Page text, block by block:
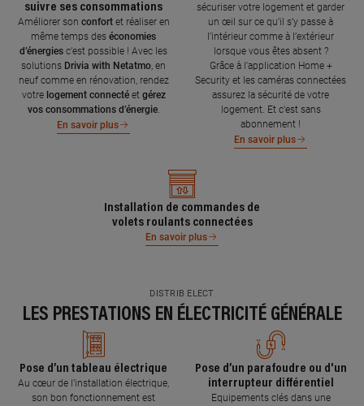
suivre ses consommations
Améliorer son confort et réaliser en
même temps des économies
d’énergies c’est possible ! Avec les
solutions Drivia with Netatmo, en
neuf comme en rénovation, rendez
votre logement connecté et gérez
vos consommations d’énergie.
En savoir plus
sécuriser votre logement et garder
un œil sur ce qu’il s’y passe à
l’intérieur comme à l’extérieur
lorsque vous êtes absent ?
Grâce à l'application Home +
Security et les caméras connectées
assurez la sécurité de votre
logement. Et c'est sans
abonnement !
En savoir plus
Installation de commandes de
volets roulants connectées
En savoir plus
DISTRIB ELECT
LES PRESTATIONS EN ÉLECTRICITÉ GÉNÉRALE
Pose d’un tableau électrique
Au cœur de l’installation électrique,
son bon fonctionnement est
Pose d’un parafoudre ou d'un
interrupteur différentiel
Equipements clés dans une